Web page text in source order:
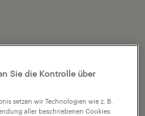
Sie die Kontrolle über
setzen wir Technologien wie z. B.
aller beschriebenen Cookies